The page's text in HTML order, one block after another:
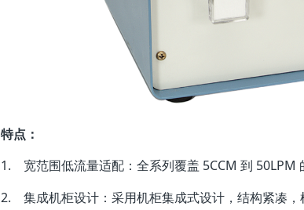
特点：
1. 宽范围低流量适配：全系列覆盖 5CCM 到 50LPM
2. 集成机柜设计：采用机柜集成式设计，结构紧凑